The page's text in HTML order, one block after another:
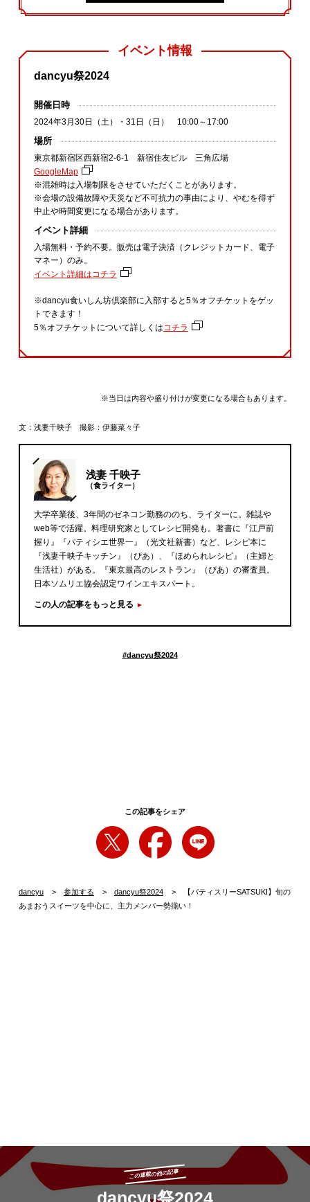
イベント情報
dancyu祭2024
開催日時
2024年3月30日（土）・31日（日） 10:00～17:00
場所
東京都新宿区西新宿2‐6‐1 新宿住友ビル 三角広場
GoogleMap
※混雑時は入場制限をさせていただくことがあります。
※会場の設備故障や天災など不可抗力の事由により、やむを得ず
中止や時間変更になる場合があります。
イベント詳細
入場無料・予約不要。販売は電子決済（クレジットカード、電子
マネー）のみ。
イベント詳細はコチラ
※dancyu食いしん坊倶楽部に入部すると5％オフチケットをゲッ
トできます！
5％オフチケットについて詳しくは コチラ
※当日は内容や盛り付けが変更になる場合もあります。
文：浅妻千映子 撮影：伊藤菜々子
浅妻 千映子
（食ライター）
大学卒業後、3年間のゼネコン勤務ののち、ライターに。雑誌や
web等で活躍。料理研究家としてレシピ開発も。著書に『江戸前
握り』『パティシエ世界一』（光文社新書）など、レシピ本に
『浅妻千映子キッチン』（ぴあ）、『ほめられレシピ』（主婦と
生活社）がある。『東京最高のレストラン』（ぴあ）の審査員。
日本ソムリエ協会認定ワインエキスパート。
この人の記事をもっと見る
#dancyu祭2024
この記事をシェア
dancyu 参加する dancyu祭2024
【パティスリーSATSUKI】旬の
あまおうスイーツを中心に、主力メンバー勢揃い！
この連載の他の記事
dancyu祭2024